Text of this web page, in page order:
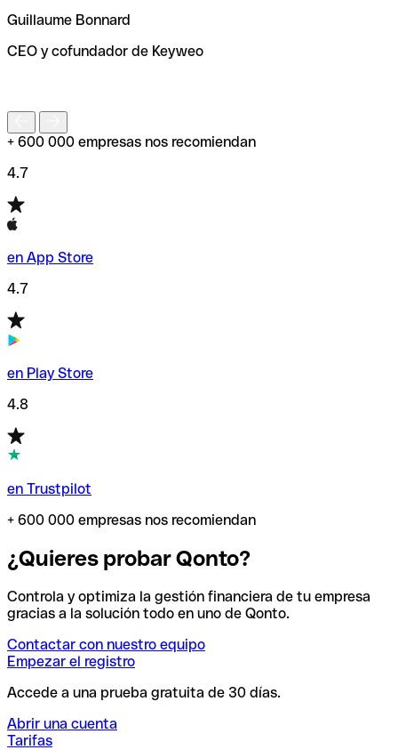
de enviar tu transferencia.
Guillaume Bonnard
CEO y cofundador de Keyweo
+ 600 000 empresas nos recomiendan
4.7
en App Store
4.7
en Play Store
4.8
en Trustpilot
+ 600 000 empresas nos recomiendan
¿Quieres probar Qonto?
Controla y optimiza la gestión financiera de tu empresa
gracias a la solución todo en uno de Qonto.
Contactar con nuestro equipo
Empezar el registro
Accede a una prueba gratuita de 30 días.
Abrir una cuenta
Tarifas